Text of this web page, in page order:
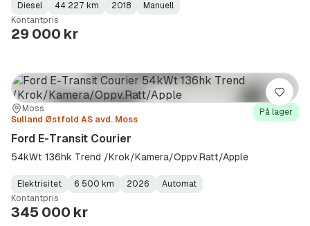
Fuel
Type:
Diesel
Kilometerstand:
44 227 km
Model
Year:
2018
Gearbox
Type:
Manuell
Kontantpris
29 000 kr
Sted:
Moss
Forhandler:
Sulland Østfold AS avd. Moss
På lager
Ford E-Transit Courier
54kWt 136hk Trend /Krok/Kamera/Oppv.Ratt/Apple
Fuel
Type:
Elektrisitet
Kilometerstand:
6 500 km
Model
Year:
2026
Gearbox
Type:
Automat
Kontantpris
345 000 kr
Lagre